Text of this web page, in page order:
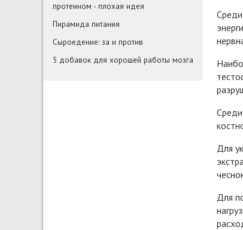
Для
Для
протеином - плохая идея
Пирамида питания
Сыроедение: за и против
5 добавок для хорошей работы мозга